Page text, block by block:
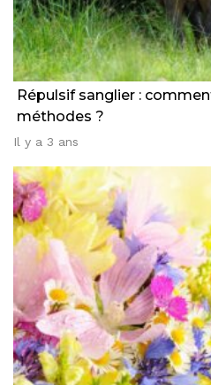
Répulsif sanglier :
méthodes ?
Il y a 3 ans